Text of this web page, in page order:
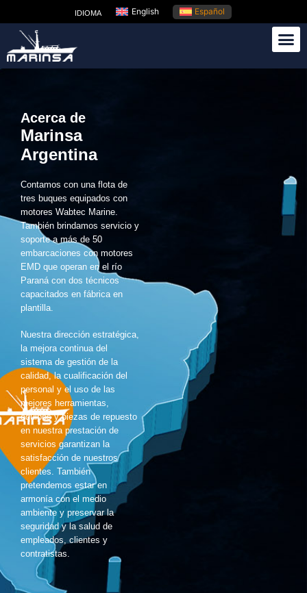
IDIOMA English Español
Acerca de
Marinsa
Argentina
Contamos con una flota de
tres buques equipados con
motores Wabtec Marine.
También brindamos servicio y
soporte a más de 50
embarcaciones con motores
EMD que operan en el río
Paraná con dos técnicos
capacitados en fábrica en
plantilla.
Nuestra dirección estratégica,
la mejora continua del
sistema de gestión de la
calidad, la cualificación del
personal y el uso de las
mejores herramientas,
equipos y piezas de repuesto
en nuestra prestación de
servicios garantizan la
satisfacción de nuestros
clientes. También
pretendemos estar en
armonía con el medio
ambiente y preservar la
seguridad y la salud de
empleados, clientes y
contratistas.